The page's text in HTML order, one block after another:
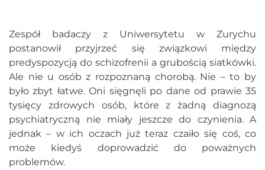
Zespół badaczy z Uniwersytetu w Zurychu
postanowił przyjrzeć się związkowi między
predyspozycją do schizofrenii a grubością siatkówki.
Ale nie u osób z rozpoznaną chorobą. Nie – to by
było zbyt łatwe. Oni sięgnęli po dane od prawie 35
tysięcy zdrowych osób, które z żadną diagnozą
psychiatryczną nie miały jeszcze do czynienia. A
jednak – w ich oczach już teraz czaiło się coś, co
może kiedyś doprowadzić do poważnych
problemów.